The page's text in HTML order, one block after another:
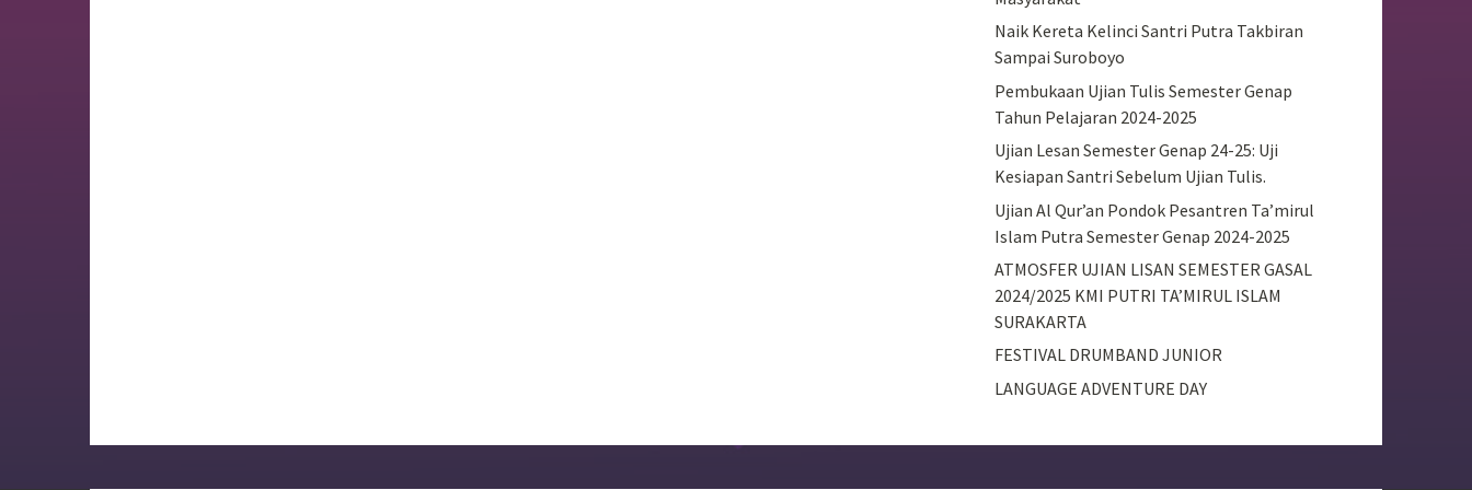
Naik Kereta Kelinci Santri Putra Takbiran
Sampai Suroboyo
Pembukaan Ujian Tulis Semester Genap
Tahun Pelajaran 2024-2025
Ujian Lesan Semester Genap 24-25: Uji
Kesiapan Santri Sebelum Ujian Tulis.
Ujian Al Qur’an Pondok Pesantren Ta’mirul
Islam Putra Semester Genap 2024-2025
ATMOSFER UJIAN LISAN SEMESTER GASAL
2024/2025 KMI PUTRI TA’MIRUL ISLAM
SURAKARTA
FESTIVAL DRUMBAND JUNIOR
LANGUAGE ADVENTURE DAY